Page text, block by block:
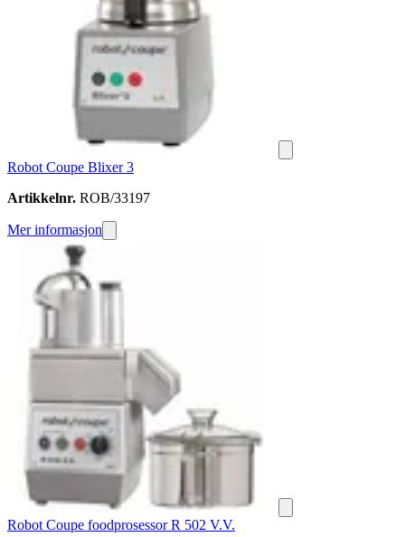
Robot Coupe Blixer 3
Artikkelnr. ROB/33197
Mer informasjon
Robot Coupe foodprosessor R 502 V.V.